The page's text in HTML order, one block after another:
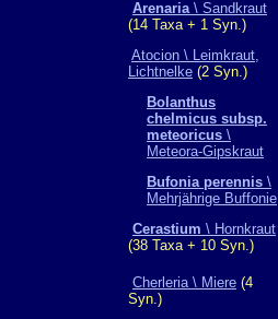
Arenaria\ Sandkraut
(14 Taxa + 1 Syn.)
Atocion \ Leimkraut,
Lichtnelke (2 Syn.)
Bolanthus
chelmicus subsp.
meteoricus \
Meteora-Gipskraut
Bufonia perennis \
Mehrjährige Buffonie
Cerastium \ Hornkraut
(38 Taxa + 10 Syn.)
Cherleria \ Miere (4
Syn.)